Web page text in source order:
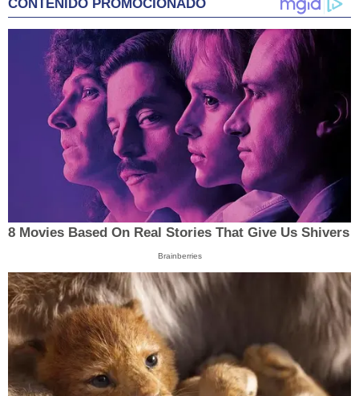
CONTENIDO PROMOCIONADO
8 Movies Based On Real Stories That Give Us Shivers
Brainberries